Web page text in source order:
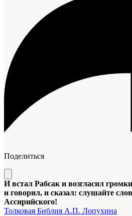
Поделиться
И встал Рабсак и возгласил
и говорил, и сказал: слушайте
Ассирийского!
Толковая Библия А.П. Лопухина